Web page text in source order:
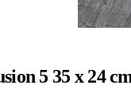
5 35 x 24